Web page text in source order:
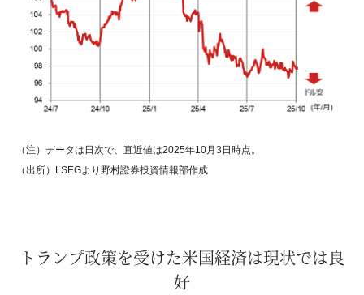
（注）データは日次で、直近値は2025年10月3日時点。
（出所）LSEGより野村證券投資情報部作成
トランプ政策を受けた米国経済は現状では良
好